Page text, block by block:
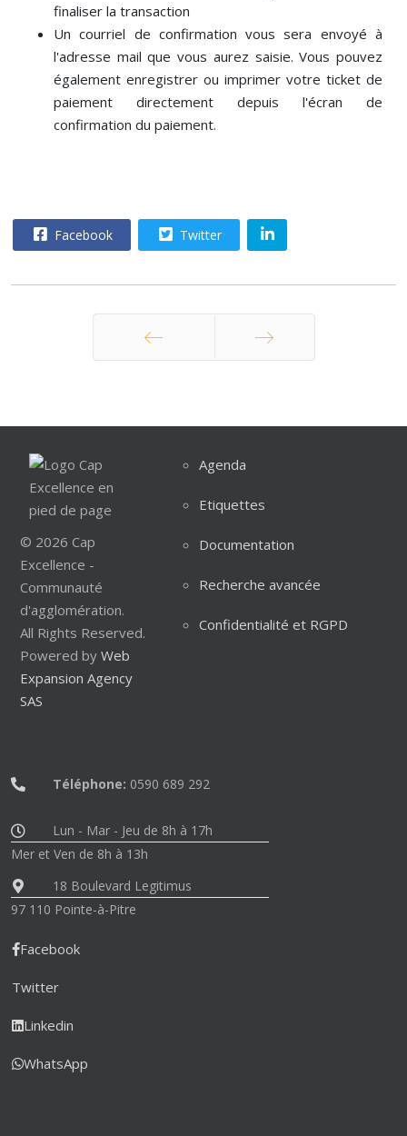
finaliser la transaction
Un courriel de confirmation vous sera envoyé à
l'adresse mail que vous aurez saisie. Vous pouvez
également enregistrer ou imprimer votre ticket de
paiement directement depuis l'écran de
confirmation du paiement.
Facebook Twitter
© 2026 Cap
Excellence -
Communauté
d'agglomération.
All Rights Reserved.
Powered by Web
Expansion Agency
SAS
Agenda
Etiquettes
Documentation
Recherche avancée
Confidentialité et RGPD
Téléphone: 0590 689 292
Lun - Mar - Jeu de 8h à 17h
Mer et Ven de 8h à 13h
18 Boulevard Legitimus
97 110 Pointe-à-Pitre
Facebook
Twitter
Linkedin
WhatsApp